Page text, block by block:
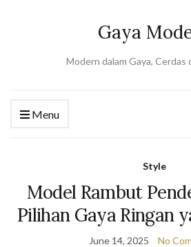
Gaya
Modern dalam Gaya, Cerdas
Menu
Style
Model Rambut
Pilihan Gaya Ringan
June 14, 2025 No